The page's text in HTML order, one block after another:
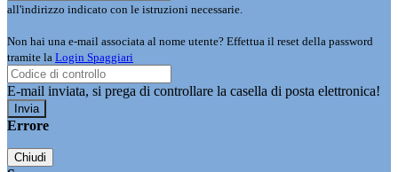
all'indirizzo indicato con le istruzioni necessarie.
Non hai una e-mail associata al nome utente? Effettua il reset della password
tramite la Login Spaggiari
E-mail inviata, si prega di controllare la casella di posta elettronica!
Errore
Chiudi